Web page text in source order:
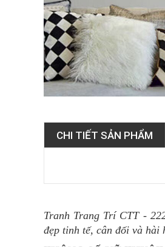
CHI TIẾT SẢN PHẨM
Tranh Trang Trí CTT -
đẹp tinh tế, cân đối và hài